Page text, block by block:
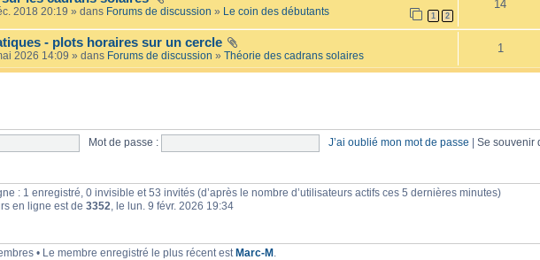
i
l
e
l
a
i
s
1 2
2018 20:19 » dans Forums de discussion » Le coin des débutants
14
- plots horaires sur un cercle
2026 14:09 » dans Forums de discussion » Théorie des cadrans solaires
1
Mot de passe : J’ai oublié mon mot de passe Se souvenir
: 1 enregistré, 0 invisible et 53 invités (d’après le nombre d’utilisateurs actifs ces 5 dernières minutes)
en ligne est de 3352 , le lun. 9 févr. 2026 19:34
• Le membre enregistré le plus récent est Marc-M